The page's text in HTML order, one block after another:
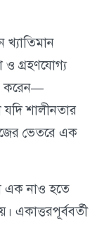
ও গ্রহণযোগ্য
করেন—
শালীনতার
ভেতরে এক
এক নাও হতে
একাত্তরপূর্ববর্তী